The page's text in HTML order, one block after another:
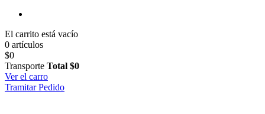
El carrito está vacío
0 artículos
$0
Transporte Total $0
Ver el carro
Tramitar Pedido